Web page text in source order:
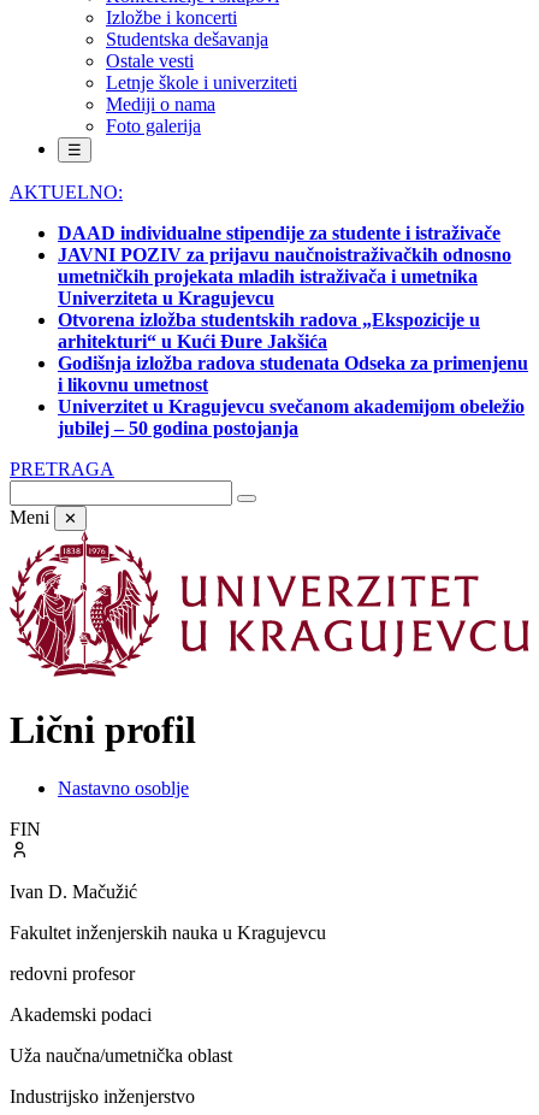
Izložbe i koncerti
Studentska dešavanja
Ostale vesti
Letnje škole i univerziteti
Mediji o nama
Foto galerija
☰
AKTUELNO:
DAAD individualne stipendije za studente i istraživače
JAVNI POZIV za prijavu naučnoistraživačkih odnosno
umetničkih projekata mladih istraživača i umetnika
Univerziteta u Kragujevcu
Otvorena izložba studentskih radova „Ekspozicije u
arhitekturi“ u Kući Đure Jakšića
Godišnja izložba radova studenata Odseka za primenjenu
i likovnu umetnost
Univerzitet u Kragujevcu svečanom akademijom obeležio
jubilej – 50 godina postojanja
PRETRAGA
Meni ✕
Lični profil
Nastavno osoblje
FIN
Ivan D. Mačužić
Fakultet inženjerskih nauka u Kragujevcu
redovni profesor
Akademski podaci
Uža naučna/umetnička oblast
Industrijsko inženjerstvo